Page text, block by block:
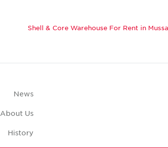
Shell & Core Warehouse For Rent in
News
About Us
History